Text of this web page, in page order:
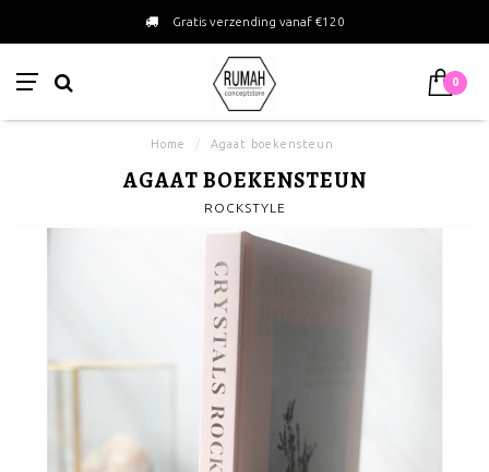
Gratis verzending vanaf €120
0
Home Agaat boekensteun
AGAAT BOEKENSTEUN
ROCKSTYLE